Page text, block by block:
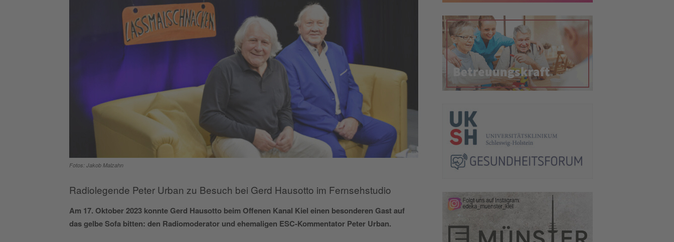
Fotos: Jakob Malzahn
Radiolegende Peter Urban zu Besuch bei Gerd Hausotto im Fernsehstudio
Am 17. Oktober 2023 konnte Gerd Hausotto beim Offenen Kanal Kiel einen besonderen Gast auf
das gelbe Sofa bitten: den Radiomoderator und ehemaligen ESC-Kommentator Peter Urban.